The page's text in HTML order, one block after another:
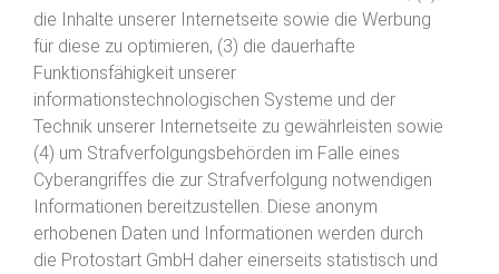
die Inhalte unserer Internetseite sowie die Werbung
für diese zu optimieren, (3) die dauerhafte
Funktionsfähigkeit unserer
informationstechnologischen Systeme und der
Technik unserer Internetseite zu gewährleisten sowie
(4) um Strafverfolgungsbehörden im Falle eines
Cyberangriffes die zur Strafverfolgung notwendigen
Informationen bereitzustellen. Diese anonym
erhobenen Daten und Informationen werden durch
die Protostart GmbH daher einerseits statistisch und